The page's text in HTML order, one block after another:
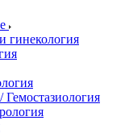
гинекология
Гемостазиология